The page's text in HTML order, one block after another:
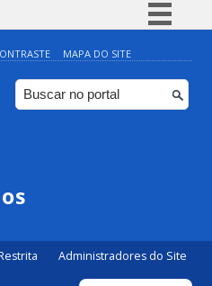
Simplifique!
Comunica BR
Participe
MAPA DO SITE
Administradores do Site